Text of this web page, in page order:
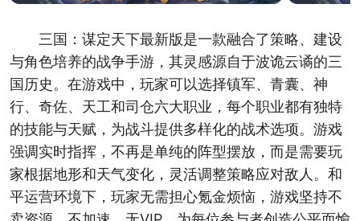
三国：谋定天下最新版是一款融合了策略、建设
与角色培养的战争手游，其灵感源自于波诡云谲的三
国历史。在游戏中，玩家可以选择镇军、青囊、神
行、奇佐、天工和司仓六大职业，每个职业都有独特
的技能与天赋，为战斗提供多样化的战术选项。游戏
强调实时指挥，不再是单纯的阵型摆放，而是需要玩
家根据地形和天气变化，灵活调整策略应对敌人。和
平运营环境下，玩家无需担心氪金烦恼，游戏坚持不